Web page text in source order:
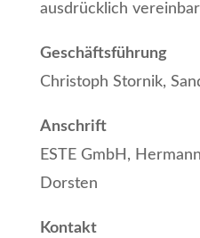
ausdrücklich
Geschäftsführung
Christoph Stornik,
Anschrift
ESTE GmbH,
Dorsten
Kontakt